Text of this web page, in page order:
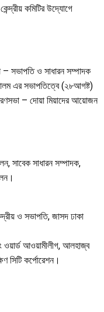
কমিটির উদ্যোগে
– সভাপতি ও সাধারন সম্পাদক
এর সভাপতিত্বে (২৮আগষ্ট)
– দোয়া মিয়াদের আয়োজন
সাবেক সাধারন সম্পাদক,
ও সভাপতি, জাসদ ঢাকা
আওয়ামীলীগ, আলহাজ্ব
সিটি কর্পোরেশন।